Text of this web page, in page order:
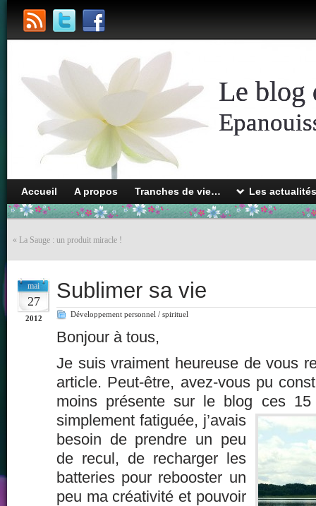
Le blog
Accueil A propos Tranches de vie… Les
« La Sauge : un produit miracle !
mai
27
2012
Sublimer sa vie
Développement personnel / spirituel
Bonjour à tous,
Je suis vraiment heureuse de vous
article. Peut-être, avez-vous pu
moins présente sur le blog ces15
simplement fatiguée, j’avais
besoin de prendre un peu
de recul, de recharger les
batteries pour rebooster un
peu ma créativité et pouvoir